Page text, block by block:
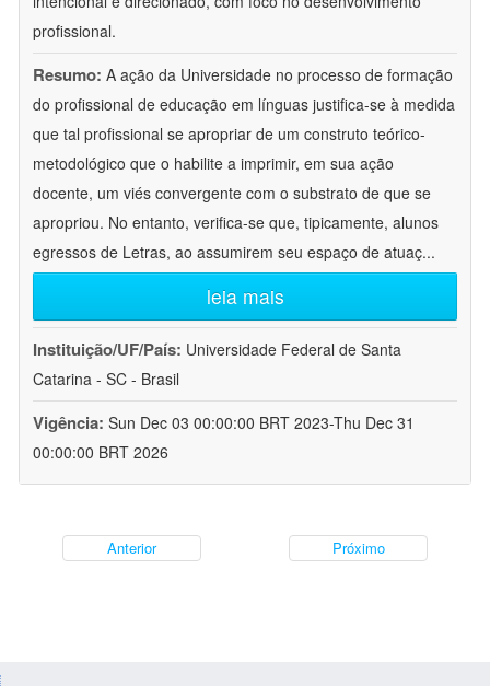
profissional.
Resumo: A ação da Universidade no processo de formação
do profissional de educação em línguas justifica-se à medida
que tal profissional se apropriar de um construto teórico-
metodológico que o habilite a imprimir, em sua ação
docente, um viés convergente com o substrato de que se
apropriou. No entanto, verifica-se que, tipicamente, alunos
egressos de Letras, ao assumirem seu espaço de atuaç...
leia mais
Instituição/UF/País: Universidade Federal de Santa
Catarina - SC - Brasil
Vigência: Sun Dec 03 00:00:00 BRT 2023-Thu Dec 31
00:00:00 BRT 2026
Anterior Próximo